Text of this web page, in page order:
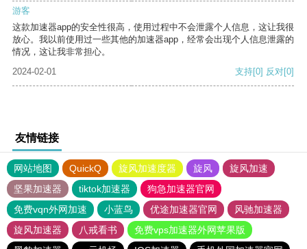
游客
这款加速器app的安全性很高，使用过程中不会泄露个人信息，这让我很
放心。我以前使用过一些其他的加速器app，经常会出现个人信息泄露的
情况，这让我非常担心。
2024-02-01
支持[0] 反对[0]
友情链接
网站地图 QuickQ 旋风加速度器 旋风
旋风加速
坚果加速器
tiktok加速器
狗急加速器官网
免费vqn外网加速
小蓝鸟 优途加速器官网
风驰加速器
旋风加速器
八戒看书
免费vps加速器外网苹果版